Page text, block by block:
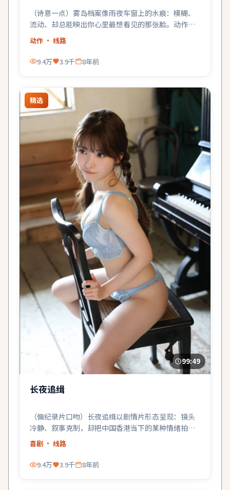
（诗意一点）雾岛档案像雨夜车窗上的水痕：模糊、
流动、却总能映出你心里最想看见的那张脸。动作只
是夜色。
动作 · 线路
9.4万 3.9千 8年前
精选
99:49
长夜追缉
（偏纪录片口吻）长夜追缉以剧情片形态呈现：镜头
冷静、叙事克制，却把中国香港当下的某种情绪拍得
很具体。
喜剧 · 线路
9.4万 3.9千 8年前